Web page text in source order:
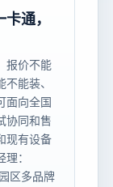
通，
报价不能
能装、
面向全国
协同和售
现有设备
：
区多品牌